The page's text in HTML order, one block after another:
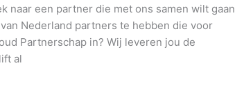
naar een partner die met ons samen wilt gaan
Nederland partners te hebben die voor
Partnerschap in? Wij leveren jou de
al